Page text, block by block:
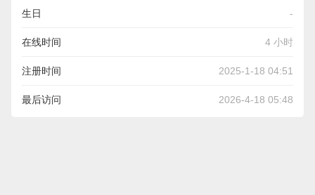
生日 -
在线时间 4 小时
注册时间 2025-1-18 04:51
最后访问 2026-4-18 05:48